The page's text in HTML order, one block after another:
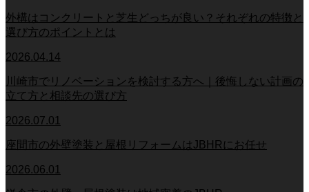
外構はコンクリートと芝生どっちが良い？それぞれの特徴と
選び方のポイントとは
2026.04.14
川崎市でリノベーションを検討する方へ｜後悔しない計画の
立て方と相談先の選び方
2026.07.01
座間市の外壁塗装と屋根リフォームはJBHRにお任せ
2026.06.01